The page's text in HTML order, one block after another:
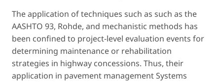
The application of techniques such as such as the
AASHTO 93, Rohde, and mechanistic methods has
been confined to project-level evaluation events for
determining maintenance or rehabilitation
strategies in highway concessions. Thus, their
application in pavement management Systems